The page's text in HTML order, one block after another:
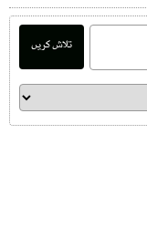
تلاش کریں